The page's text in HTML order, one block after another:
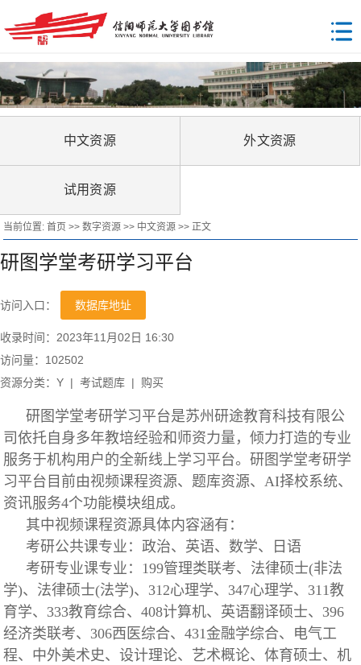
中文资源 外文资源
试用资源
当前位置:首页 >>数字资源 >> 中文资源 >> 正文
研图学堂考研学习平台
访问入口： 数据库地址
收录时间：2023年11月02日 16:30
访问量： 102502
资源分类：Y | 考试题库 | 购买
研图学堂考研学习平台是苏州研途教育科技有限公
司依托自身多年教培经验和师资力量，倾力打造的专业
服务于机构用户的全新线上学习平台。研图学堂考研学
习平台目前由视频课程资源、题库资源、AI择校系统、
资讯服务4个功能模块组成。
其中视频课程资源具体内容涵有：
考研公共课专业：政治、英语、数学、日语
考研专业课专业：199管理类联考、法律硕士(非法
学)、法律硕士(法学)、312心理学、347心理学、311教
育学、333教育综合、408计算机、英语翻译硕士、396
经济类联考、306西医综合、431金融学综合、电气工
程、中外美术史、设计理论、艺术概论、体育硕士、机